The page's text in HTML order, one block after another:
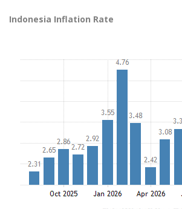
Indonesia Inflation Rate